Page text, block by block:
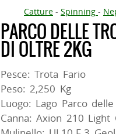
Catture - Spinning -
PARCO DELLE
DI OLTRE 2KG
Pesce: Trota Fario
Peso: 2,250 Kg
Luogo: Lago Parco
Canna: Axion 210 Light